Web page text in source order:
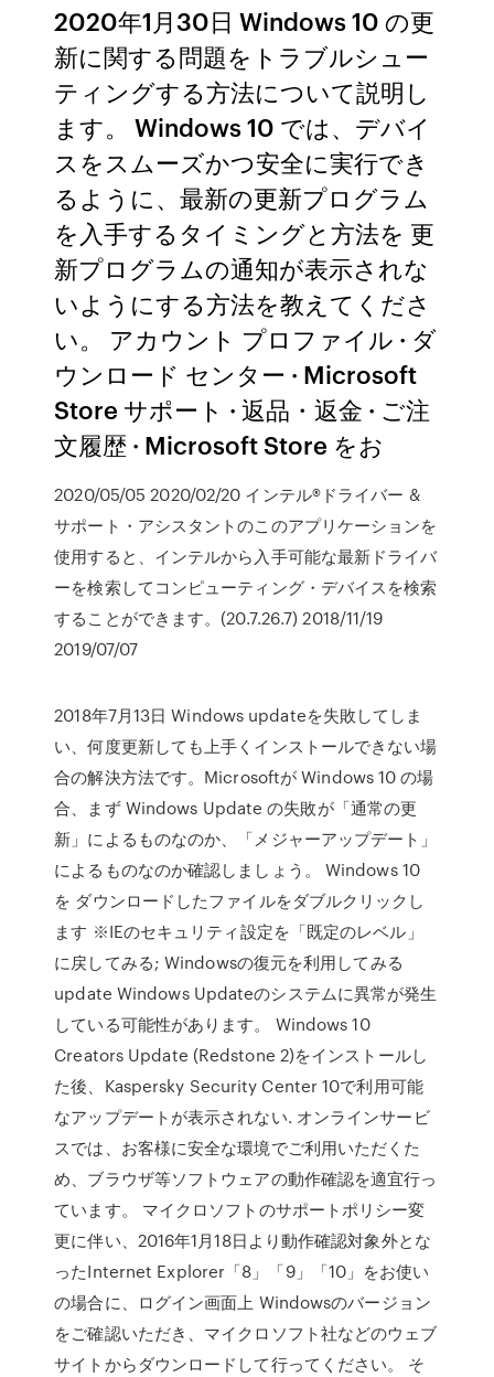
2020年1月30日 Windows 10 の更
新に関する問題をトラブルシュー
ティングする方法について説明し
ます。 Windows 10 では、デバイ
スをスムーズかつ安全に実行でき
るように、最新の更新プログラム
を入手するタイミングと方法を 更
新プログラムの通知が表示されな
いようにする方法を教えてくださ
い。 アカウント プロファイル · ダ
ウンロード センター · Microsoft
Store サポート · 返品・返金 · ご注
文履歴 · Microsoft Store をお
2020/05/05 2020/02/20 インテル®ドライバー &
サポート・アシスタントのこのアプリケーションを
使用すると、インテルから入手可能な最新ドライバ
ーを検索してコンピューティング・デバイスを検索
することができます。(20.7.26.7) 2018/11/19
2019/07/07
2018年7月13日 Windows updateを失敗してしま
い、何度更新しても上手くインストールできない場
合の解決方法です。Microsoftが Windows 10 の場
合、まず Windows Update の失敗が「通常の更
新」によるものなのか、「メジャーアップデート」
によるものなのか確認しましょう。 Windows 10
を ダウンロードしたファイルをダブルクリックし
ます ※IEのセキュリティ設定を「既定のレベル」
に戻してみる; Windowsの復元を利用してみる
update Windows Updateのシステムに異常が発生
している可能性があります。 Windows 10
Creators Update (Redstone 2)をインストールし
た後、Kaspersky Security Center 10で利用可能
なアップデートが表示されない. オンラインサービ
スでは、お客様に安全な環境でご利用いただくた
め、ブラウザ等ソフトウェアの動作確認を適宜行っ
ています。 マイクロソフトのサポートポリシー変
更に伴い、2016年1月18日より動作確認対象外とな
ったInternet Explorer「8」「9」「10」をお使い
の場合に、ログイン画面上 Windowsのバージョン
をご確認いただき、マイクロソフト社などのウェブ
サイトからダウンロードして行ってください。 そ